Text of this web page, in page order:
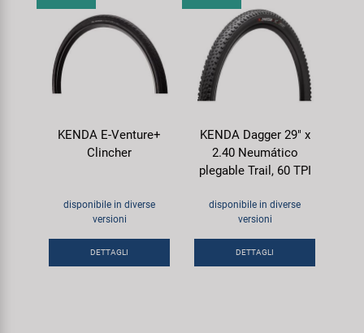
KENDA E-Venture+
Clincher
disponibile in diverse
versioni
DETTAGLI
KENDA Dagger 29" x
2.40 Neumático
plegable Trail, 60 TPI
disponibile in diverse
versioni
DETTAGLI